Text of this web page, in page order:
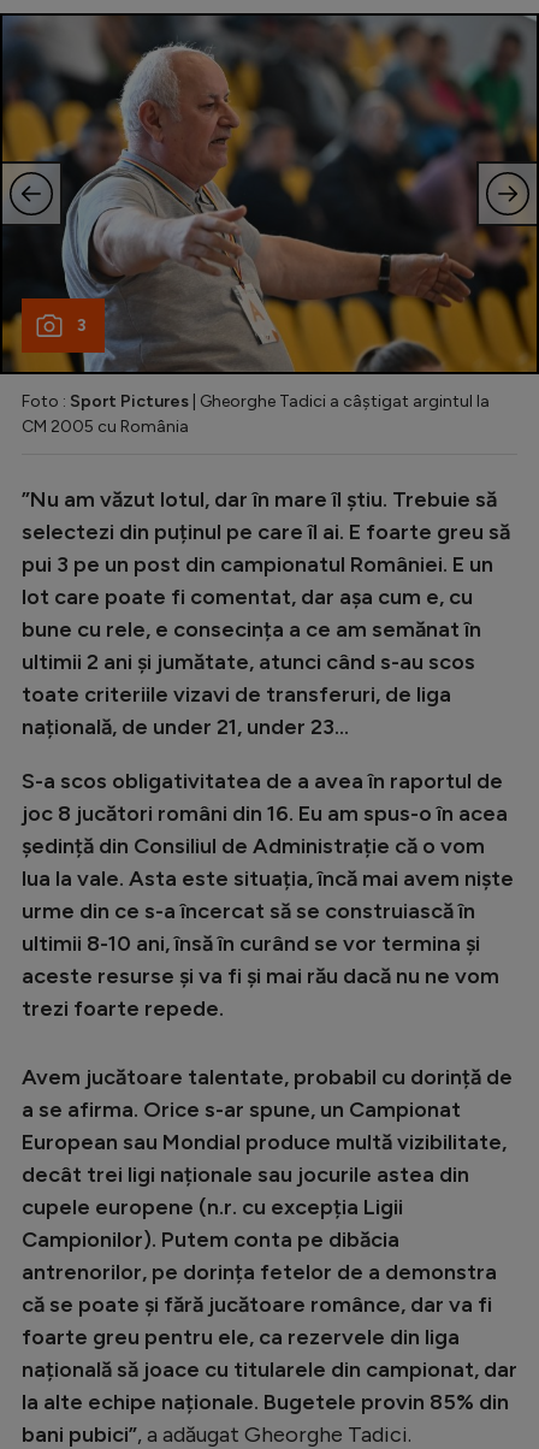
3
Foto : Sport Pictures | Gheorghe Tadici a câștigat argintul la
CM 2005 cu România
”Nu am văzut lotul, dar în mare îl știu. Trebuie să
selectezi din puținul pe care îl ai. E foarte greu să
pui 3 pe un post din campionatul României. E un
lot care poate fi comentat, dar așa cum e, cu
bune cu rele, e consecința a ce am semănat în
ultimii 2 ani și jumătate, atunci când s-au scos
toate criteriile vizavi de transferuri, de liga
națională, de under 21, under 23...
S-a scos obligativitatea de a avea în raportul de
joc 8 jucători români din 16. Eu am spus-o în acea
ședință din Consiliul de Administrație că o vom
lua la vale. Asta este situația, încă mai avem niște
urme din ce s-a încercat să se construiască în
ultimii 8-10 ani, însă în curând se vor termina și
aceste resurse și va fi și mai rău dacă nu ne vom
trezi foarte repede.
Avem jucătoare talentate, probabil cu dorință de
a se afirma. Orice s-ar spune, un Campionat
European sau Mondial produce multă vizibilitate,
decât trei ligi naționale sau jocurile astea din
cupele europene (n.r. cu excepția Ligii
Campionilor). Putem conta pe dibăcia
antrenorilor, pe dorința fetelor de a demonstra
că se poate și fără jucătoare românce, dar va fi
foarte greu pentru ele, ca rezervele din liga
națională să joace cu titularele din campionat, dar
la alte echipe naționale. Bugetele provin 85% din
bani pubici”, a adăugat Gheorghe Tadici.